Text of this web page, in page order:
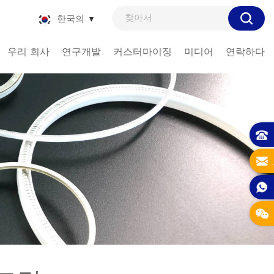
한국의
우리 회사 연구개발 커스터마이징 미디어 연락하다